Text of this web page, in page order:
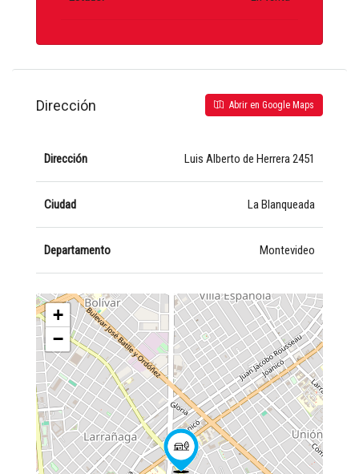
Dirección Abrir en Google Maps
Dirección Luis Alberto de Herrera 2451
Ciudad La Blanqueada
Departamento Montevideo
+
−